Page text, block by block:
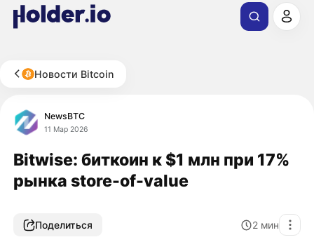
Новости Bitcoin
NewsBTC
11 Мар 2026
Bitwise: биткоин к $1 млн при 17%
рынка store-of-value
Поделиться 2 мин